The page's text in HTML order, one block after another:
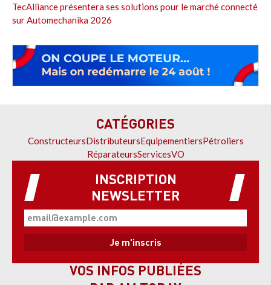
TecAlliance présentera ses solutions pour le marché connecté
sur Automechanika 2026
CATÉGORIES
ConstructeursDistributeursEquipementiersPétroliers
RéparateursServicesVO
INSCRIPTION
NEWSLETTER
VOS INFOS PUBLIÉES